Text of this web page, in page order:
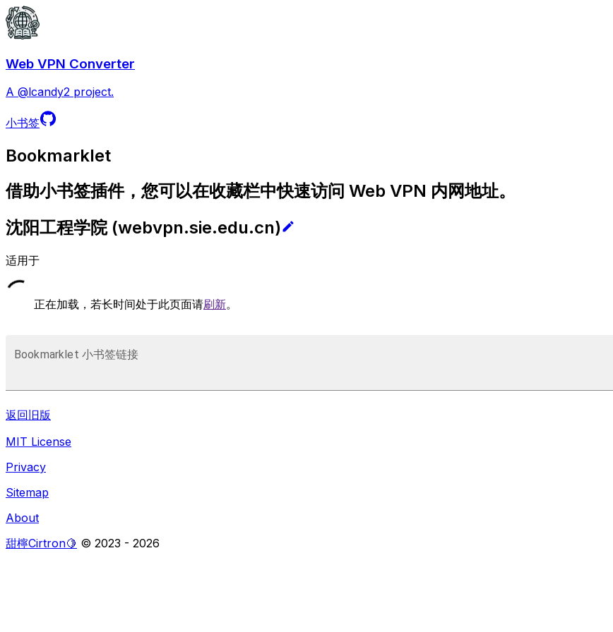
Web VPN Converter
A @lcandy2 project.
小书签
Bookmarklet
借助小书签插件，您可以在收藏栏中快速访问 Web VPN 内网地址。
沈阳工程学院(webvpn.sie.edu.cn)
适用于
正在加载，若长时间处于此页面请刷新。
Bookmarklet 小书签链接
返回旧版
MIT License
Privacy
Sitemap
About
甜檸Cirtron🍋 © 2023 - 2026